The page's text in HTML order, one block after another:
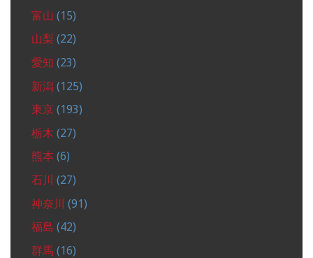
富山 (15)
山梨 (22)
愛知 (23)
新潟 (125)
東京 (193)
栃木 (27)
熊本 (6)
石川 (27)
神奈川 (91)
福島 (42)
群馬 (16)